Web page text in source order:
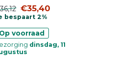
€35,40
bespaart 2%
Op voorraad
dinsdag, 11